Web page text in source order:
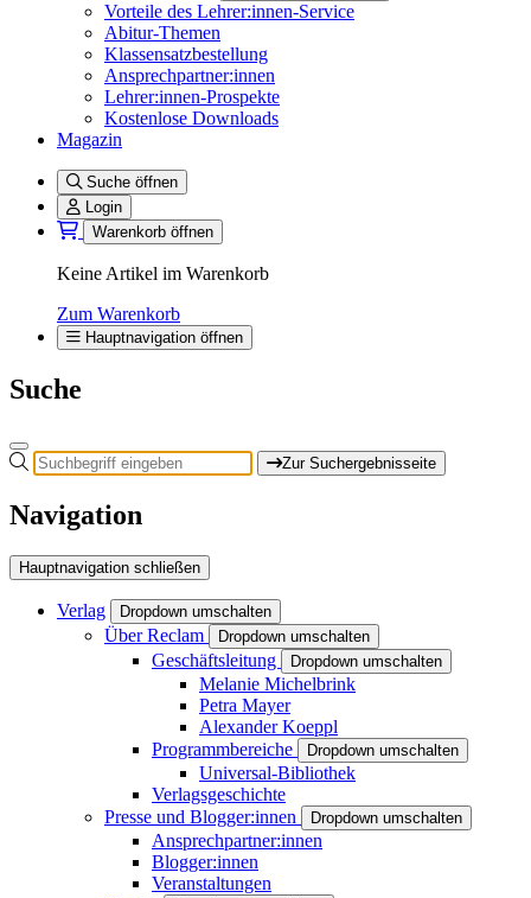
Vorteile des Lehrer:innen-Service
Abitur-Themen
Klassensatzbestellung
Ansprechpartner:innen
Lehrer:innen-Prospekte
Kostenlose Downloads
Magazin
Suche öffnen
Login
Warenkorb öffnen
Keine Artikel im Warenkorb
Zum Warenkorb
Hauptnavigation öffnen
Suche
Zur Suchergebnisseite
Navigation
Hauptnavigation schließen
Verlag Dropdown umschalten
Über Reclam Dropdown umschalten
Geschäftsleitung Dropdown umschalten
Melanie Michelbrink
Petra Mayer
Alexander Koeppl
Programmbereiche
Dropdown umschalten
Universal-Bibliothek
Verlagsgeschichte
Presse und Blogger:innen
Dropdown umschalten
Ansprechpartner:innen
Blogger:innen
Veranstaltungen